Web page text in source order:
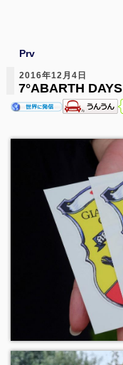
Prv
2016年12月4日
7°ABARTH DAYS